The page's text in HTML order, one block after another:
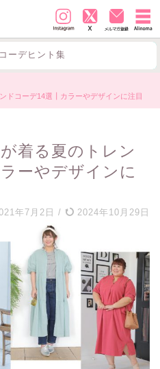
ーデヒント集
ドコーデ14選┃カラーやデザインに注目
着る夏のトレン
ーやデザインに
年7月2日 / 2024年10月29日